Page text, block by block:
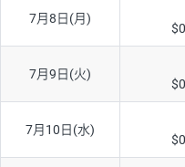
111円
160円
※取引証拠金は同日の当社為替
7月8日(月)
7月9日(火)
7月10日(水)